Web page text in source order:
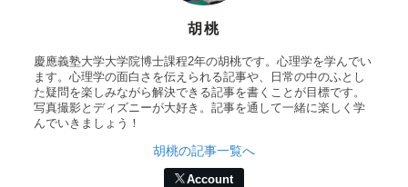
胡桃
慶應義塾大学大学院博士課程2年の胡桃です。心理学を学んでい
ます。心理学の面白さを伝えられる記事や、日常の中のふとし
た疑問を楽しみながら解決できる記事を書くことが目標です。
写真撮影とディズニーが大好き。記事を通して一緒に楽しく学
んでいきましょう！
胡桃の記事一覧へ
Account